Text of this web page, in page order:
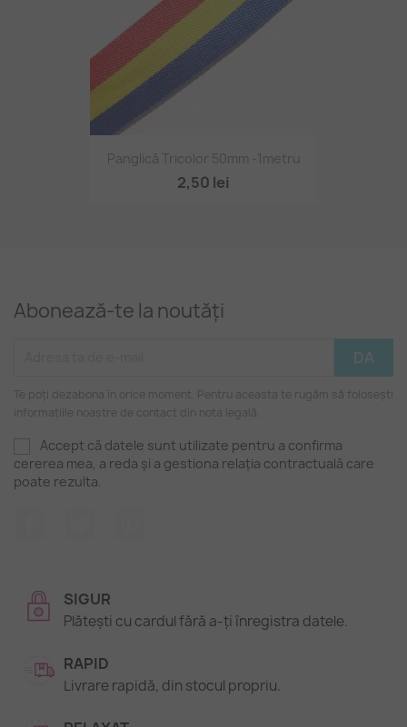
Panglică Tricolor 50mm -1metru
2,50 lei
Abonează-te la noutăți
Te poți dezabona în orice moment. Pentru aceasta te rugăm să folosești
informațiile noastre de contact din nota legală.
Accept că datele sunt utilizate pentru a confirma
cererea mea, a reda și a gestiona relația contractuală care
poate rezulta.
SIGUR
Plătești cu cardul fără a-ți înregistra datele.
RAPID
Livrare rapidă, din stocul propriu.